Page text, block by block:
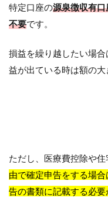
特定口座の源泉徴収有
不要です。
損益を繰り越したい場
益が出ている時は額の大
ただし、医療費控除や住
由で確定申告をする場
告の書類に記載する必要